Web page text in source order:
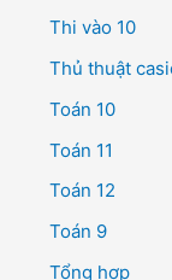
Thi vào 10
Thủ thuật
Toán 10
Toán 11
Toán 12
Toán 9
Tổng hợp